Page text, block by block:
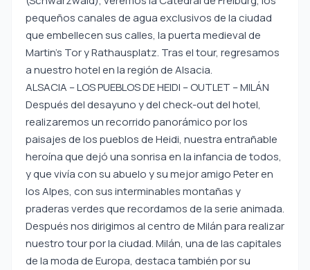
pequeños canales de agua exclusivos de la ciudad
que embellecen sus calles, la puerta medieval de
Martin’s Tor y Rathausplatz. Tras el tour, regresamos
a nuestro hotel en la región de Alsacia.
ALSACIA – LOS PUEBLOS DE HEIDI – OUTLET – MILÁN
Después del desayuno y del check-out del hotel,
realizaremos un recorrido panorámico por los
paisajes de los pueblos de Heidi, nuestra entrañable
heroína que dejó una sonrisa en la infancia de todos,
y que vivía con su abuelo y su mejor amigo Peter en
los Alpes, con sus interminables montañas y
praderas verdes que recordamos de la serie animada.
Después nos dirigimos al centro de Milán para realizar
nuestro tour por la ciudad. Milán, una de las capitales
de la moda de Europa, destaca también por su